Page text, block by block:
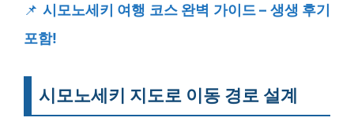
📌 시모노세키 여행 코스 완벽 가이드 – 생생 후기
포함!
시모노세키 지도로 이동 경로 설계